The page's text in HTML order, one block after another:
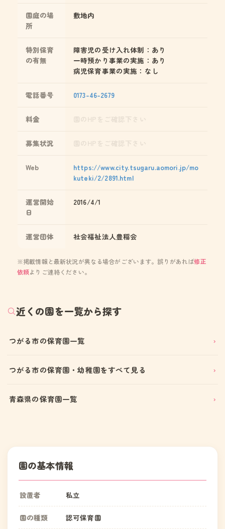
園庭の場
所
敷地内
特別保育
の有無
障害児の受け入れ体制：あり
一時預かり事業の実施：あり
病児保育事業の実施：なし
電話番号 0173-46-2679
料金
募集状況
Web
https://www.city.tsugaru.aomori.jp/mo
kuteki/2/2891.html
運営開始
日
2016/4/1
運営団体 社会福祉法人豊稲会
※掲載情報と最新状況が異なる場合がございます。誤りがあれば修正
依頼よりご連絡ください。
近くの園を一覧から探す
つがる市の保育園一覧
つがる市の保育園・幼稚園をすべて見る
青森県の保育園一覧
園の基本情報
設置者 私立
園の種類 認可保育園